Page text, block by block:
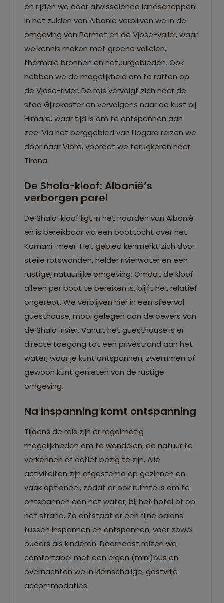
en rijden we door afwisselende landschappen.
In het zuiden van Albanië verblijven we in de
omgeving van Përmet en de Vjosë-vallei, waar
we kennis maken met groene valleien,
thermale bronnen en natuurgebieden. Ook
hebben we de mogelijkheid om te raften op
de Vjosë-rivier. De reis vervolgt zich naar de
stad Gjirokastër en vervolgens naar de kust bij
Himarë, waar tijd is om te ontspannen aan
zee. Via het berggebied van Llogara reizen we
door naar Vlorë, voordat we terugkeren naar
Tirana.
De Shala-kloof: Albanië’s
verborgen parel
De Shala-kloof ligt in het noorden van Albanië
en is bereikbaar via een boottocht over het
Komani-meer. Het gebied kenmerkt zich door
steile rotswanden, helder rivierwater en een
rustige, natuurlijke omgeving. Omdat de kloof
alleen per boot te bereiken is, blijft het relatief
ongerept. We verblijven hier in een sfeervol
guesthouse, mooi gelegen aan de oevers van
de Shala-rivier. Vanuit het guesthouse is er
directe toegang tot een privéstrand aan het
water, waar je kunt ontspannen, zwemmen of
gewoon kunt genieten van de rustige
omgeving.
Na inspanning komt ontspanning
Tijdens de reis zijn er regelmatig
mogelijkheden om te wandelen, de natuur te
verkennen of actief bezig te zijn. Alle
activiteiten zijn afgestemd op gezinnen en
vaak optioneel, zodat er ook ruimte is om te
ontspannen aan het water, bij het hotel of op
het strand. Zo ontstaat er een fijne balans
tussen inspannen en ontspannen, voor zowel
ouders als kinderen. Daarnaast reizen we
comfortabel met een eigen (mini)bus en
overnachten we in kleinschalige, gastvrije
accommodaties.